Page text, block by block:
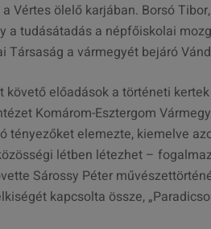
Vértes ölelő karjában. Borsó
a tudásátadás a népfőiskolai
Társaság a vármegyét bejáró
követő előadások a történeti
Komárom-Esztergom
tényezőket elemezte, kiemelve
létben létezhet –
Sárossy Péter
kapcsolta össze,